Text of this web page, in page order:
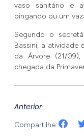
vaso sanitário e
pingando ou um
Segundo o
Bassini, a atividade
da Árvore (21/
chegada da
Anterior
Compartilhe: